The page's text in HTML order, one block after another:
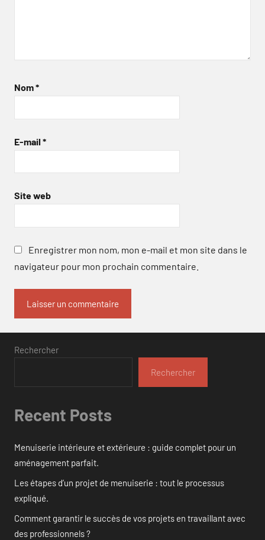
Nom*
E-mail *
Site web
Enregistrer mon nom, mon e-mail et mon site dans le
navigateur pour mon prochain commentaire.
Rechercher
Rechercher
Recent Posts
Menuiserie intérieure et extérieure : guide complet pour un
aménagement parfait.
Les étapes d’un projet de menuiserie : tout le processus
expliqué.
Comment garantir le succès de vos projets en travaillant avec
des professionnels ?